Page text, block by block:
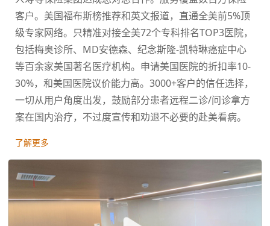
客户。美国福布斯榜推荐和英文报道，直通全美前5%顶
级专家网络。只精准对接全美72个专科排名TOP3医院，
包括梅奥诊所、MD安德森、纪念斯隆-凯特琳癌症中心
等百余家美国著名医疗机构。申请美国医院的折扣率10-
30%，和美国医院议价能力高。3000+客户的信任选择，
一切从用户角度出发，鼓励部分患者远程二诊/问诊拿方
案在国内治疗，不过度宣传和劝退不必要的赴美看病。
了解更多